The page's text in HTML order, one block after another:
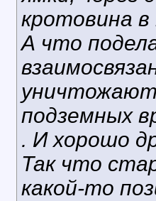
кротовина
А что
уничтожают
подземных
. И хорошо
Так что
какой-то